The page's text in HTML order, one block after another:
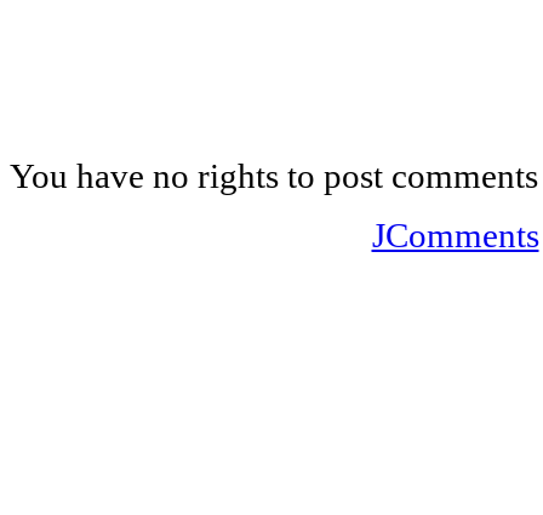
You have no rights to post comments
JComments